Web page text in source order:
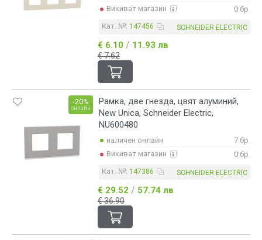
Викиват магазин
0 бр.
Кат. №: 147456 SCHNEIDER ELECTRIC
€ 6.10 / 11.93 лв
€ 7.62
Рамка, две гнезда, цвят алуминий,
New Unica, Schneider Electric,
NU600480
-20%
онлайн
наличен онлайн
7 бр.
Викиват магазин
0 бр.
Кат. №: 147386 SCHNEIDER ELECTRIC
€ 29.52 / 57.74 лв
€ 36.90